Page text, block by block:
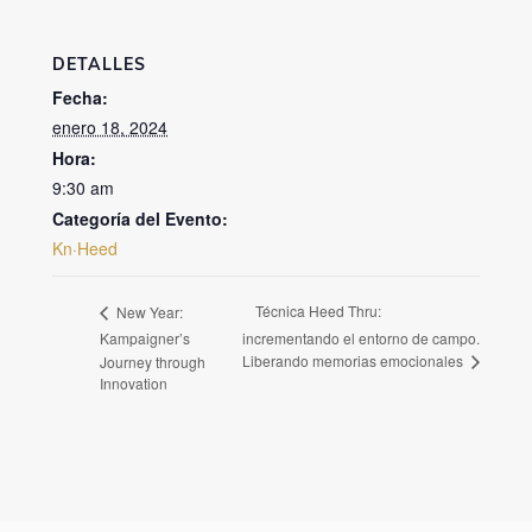
DETALLES
Fecha:
enero 18, 2024
Hora:
9:30 am
Categoría del Evento:
Kn·Heed
New Year:
Kampaigner’s
Journey through
Innovation
Técnica Heed Thru:
incrementando el entorno de campo.
Liberando memorias emocionales